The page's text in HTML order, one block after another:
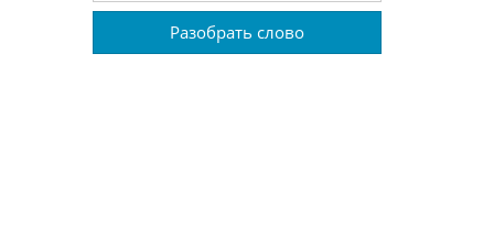
Разобрать слово